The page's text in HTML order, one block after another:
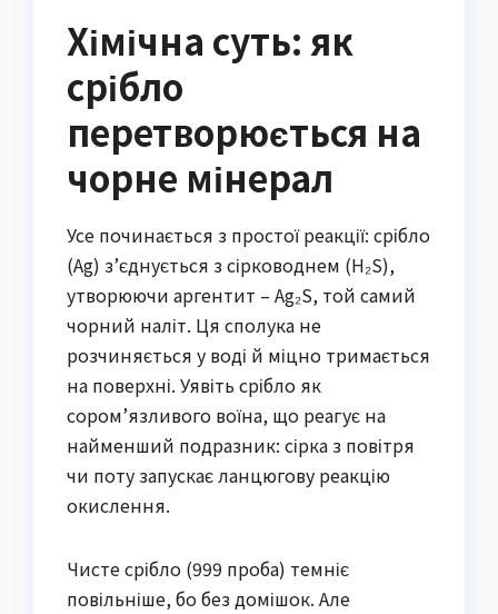
Хімічна суть: як
срібло
перетворюється на
чорне мінерал
Усе починається з простої реакції: срібло
(Ag) з’єднується з сірководнем (H₂S),
утворюючи аргентит – Ag₂S, той самий
чорний наліт. Ця сполука не
розчиняється у воді й міцно тримається
на поверхні. Уявіть срібло як
сором’язливого воїна, що реагує на
найменший подразник: сірка з повітря
чи поту запускає ланцюгову реакцію
окислення.
Чисте срібло (999 проба) темніє
повільніше, бо без домішок. Але